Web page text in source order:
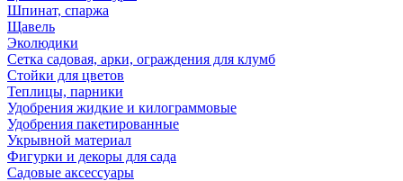
Шпинат, спаржа
Щавель
Эколюдики
Сетка садовая, арки, ограждения для клумб
Стойки для цветов
Теплицы, парники
Удобрения жидкие и килограммовые
Удобрения пакетированные
Укрывной материал
Фигурки и декоры для сада
Садовые аксессуары